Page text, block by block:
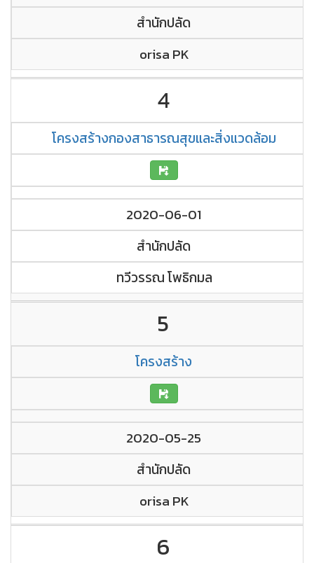
สำนักปลัด
orisa PK
4
โครงสร้างกองสาธารณสุขและสิ่งแวดล้อม
2020-06-01
สำนักปลัด
ทวีวรรณ โพธิกมล
5
โครงสร้าง
2020-05-25
สำนักปลัด
orisa PK
6